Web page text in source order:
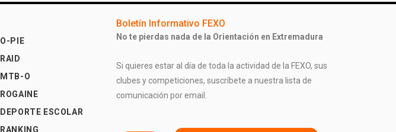
O-PIE
RAID
MTB-O
ROGAINE
DEPORTE ESCOLAR
RANKING
Boletín Informativo FEXO
No te pierdas nada de la Orientación en Extremadura
Si quieres estar al día de toda la actividad de la FEXO, sus
clubes y competiciones, suscríbete a nuestra lista de
comunicación por email.